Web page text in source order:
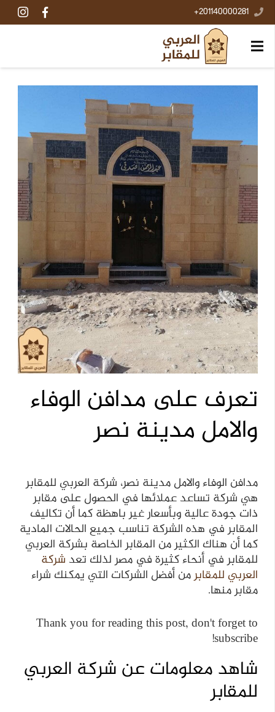
201140000281+
تعرف على مدافن الوفاء
والامل مدينة نصر
مدافن الوفاء والامل مدينة نصر، شركة العربي للمقابر
هي شركة تساعد عملائها في الحصول على مقابر
ذات جودة عالية وبأسعار غير باهظة كما أن تكاليف
المقابر في هذه الشركة تناسب جميع الحالات المادية
كما أن هناك الكثير من المقابر الخاصة بشركة العربي
للمقابر في أنحاء كثيرة في مصر لذلك تعد شركة
العربي للمقابرمن أفضل الشركات التي يمكنك شراء
مقابر منها.
Thank you for reading this post, don't forget to
subscribe!
شاهد معلومات عن شركة العربي
للمقابر